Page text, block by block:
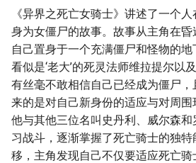
《异界之死亡女骑士》讲述了一个
身为女僵尸的故事。故事从主角在
自己置身于一个充满僵尸和怪物的
看似是‘老大’的死灵法师维拉提尔以
有丝毫不敢相信自己已经成为僵尸
来的是对自己新身份的适应与对周围
他与其他三位名叫史丹利、威尔森
习战斗，逐渐掌握了死亡骑士的独
移，主角发现自己不仅要适应死亡